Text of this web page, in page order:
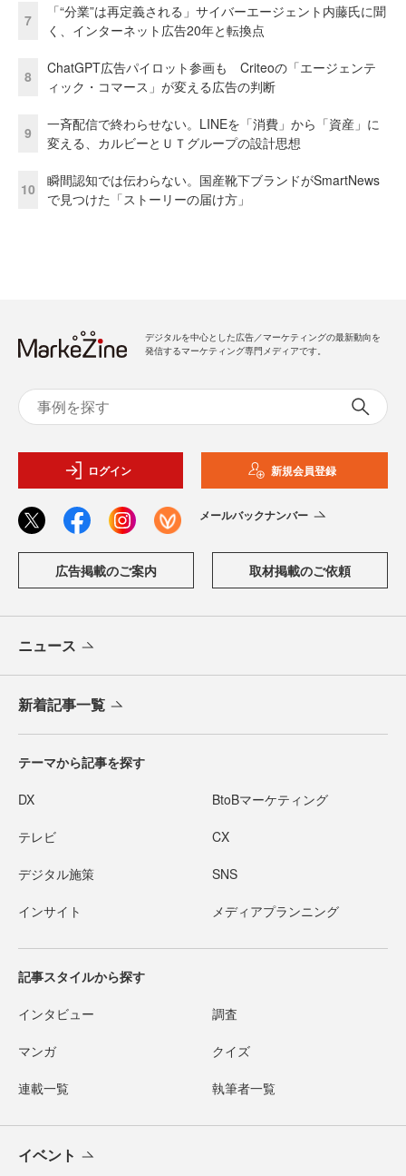
7
「“分業”は再定義される」サイバーエージェント内藤氏に聞
く、インターネット広告20年と転換点
8
ChatGPT広告パイロット参画も Criteoの「エージェンテ
ィック・コマース」が変える広告の判断
9
一斉配信で終わらせない。LINEを「消費」から「資産」に
変える、カルビーとＵＴグループの設計思想
10
瞬間認知では伝わらない。国産靴下ブランドがSmartNews
で見つけた「ストーリーの届け方」
デジタルを中心とした広告／マーケティングの最新動向を
発信するマーケティング専門メディアです。
ログイン 新規会員登録
メールバックナンバー
広告掲載のご案内 取材掲載のご依頼
ニュース
新着記事一覧
テーマから記事を探す
DX BtoBマーケティング
テレビ CX
デジタル施策 SNS
インサイト メディアプランニング
記事スタイルから探す
インタビュー 調査
マンガ クイズ
連載一覧 執筆者一覧
イベント